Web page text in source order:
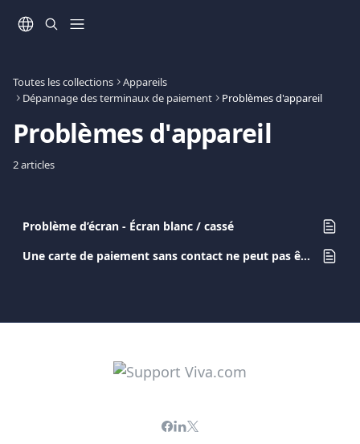
Toutes les collections
Appareils
Dépannage des terminaux de paiement
Problèmes d'appareil
Problèmes d'appareil
2 articles
Problème d’écran - Écran blanc / cassé
Une carte de paiement sans contact ne peut pas être lue. Que devrais-je faire?